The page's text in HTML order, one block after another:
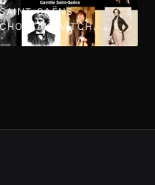
SAINT-SAËNS ·
CHOSTAKOVITCH ·
MENDELSSOHN ·